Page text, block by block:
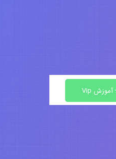
آموزش Vip